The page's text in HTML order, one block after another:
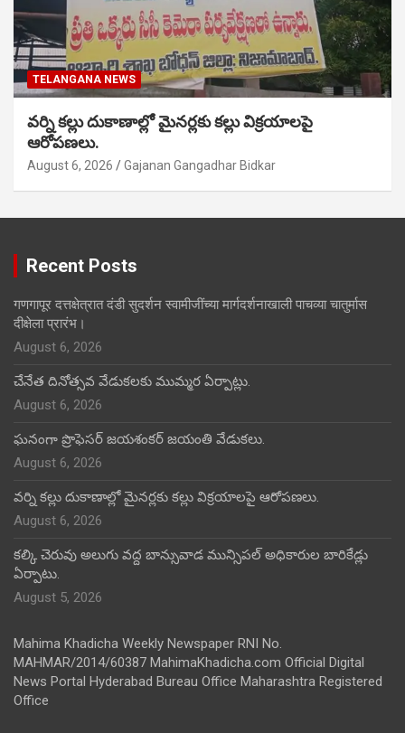
TELANGANA NEWS
వర్ని కల్లు దుకాణాల్లో మైనర్లకు కల్లు విక్రయాలపై
ఆరోపణలు.
August 6, 2026 Gajanan Gangadhar Bidkar
Recent Posts
गणगापूर दत्तक्षेत्रात दंडी सुदर्शन स्वामीजींच्या मार्गदर्शनाखाली पाचव्या चातुर्मास
दीक्षेला प्रारंभ।
August 6, 2026
చేనేత దినోత్సవ వేడుకలకు ముమ్మర ఏర్పాట్లు.
August 6, 2026
ఘనంగా ప్రొఫెసర్ జయశంకర్ జయంతి వేడుకలు.
August 6, 2026
వర్ని కల్లు దుకాణాల్లో మైనర్లకు కల్లు విక్రయాలపై ఆరోపణలు.
August 6, 2026
కల్కి చెరువు అలుగు వద్ద బాన్సువాడ మున్సిపల్ అధికారుల బారికేడ్లు
ఏర్పాటు.
August 5, 2026
Mahima Khadicha Weekly Newspaper RNI No.
MAHMAR/2014/60387 MahimaKhadicha.com Official Digital
News Portal Hyderabad Bureau Office Maharashtra Registered
Office